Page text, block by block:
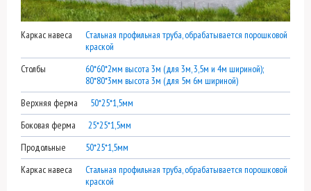
Каркас навеса
Стальная профильная труба, обрабатывается порошковой
краской
Столбы
60*60*2мм высота 3м (для 3м, 3,5м и 4м шириной);
80*80*3мм высота 3м (для 5м 6м шириной)
Верхняя ферма
50*25*1,5мм
Боковая ферма
25*25*1,5мм
Продольные
50*25*1,5мм
Каркас навеса
Стальная профильная труба, обрабатывается порошковой
краской